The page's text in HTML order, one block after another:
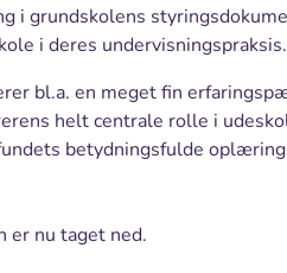
i grundskolens
i deres undervisningspraksis.
bl.a. en meget fin
helt centrale rolle i
betydningsfulde
er nu taget ned.